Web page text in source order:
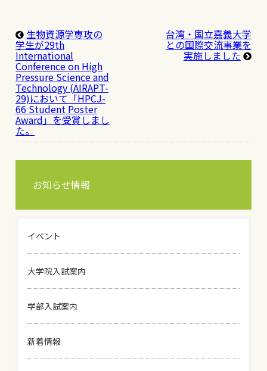
生物資源学専攻の
学生が29th
International
Conference on High
Pressure Science and
Technology (AIRAPT-
29)において「HPCJ-
66 Student Poster
Award」を受賞しまし
た。
台湾・国立嘉義大学
との国際交流事業を
実施しました
お知らせ情報
イベント
大学院入試案内
学部入試案内
新着情報